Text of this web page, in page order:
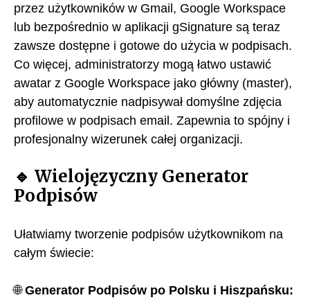
przez użytkowników w Gmail, Google Workspace
lub bezpośrednio w aplikacji gSignature są teraz
zawsze dostępne i gotowe do użycia w podpisach.
Co więcej, administratorzy mogą łatwo ustawić
awatar z Google Workspace jako główny (master),
aby automatycznie nadpisywał domyślne zdjęcia
profilowe w podpisach email. Zapewnia to spójny i
profesjonalny wizerunek całej organizacji.
🔹 Wielojęzyczny Generator
Podpisów
Ułatwiamy tworzenie podpisów użytkownikom na
całym świecie:
🌐Generator Podpisów po Polsku i Hiszpańsku: